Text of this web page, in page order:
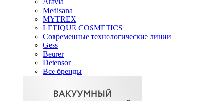
Aravia
Medisana
MYTREX
LETIQUE COSMETICS
Современные технологические линии
Gess
Beurer
Detensor
Все бренды